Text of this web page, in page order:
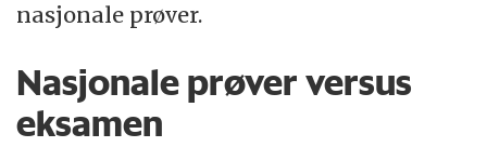
nasjonale prøver.
Nasjonale prøver versus
eksamen